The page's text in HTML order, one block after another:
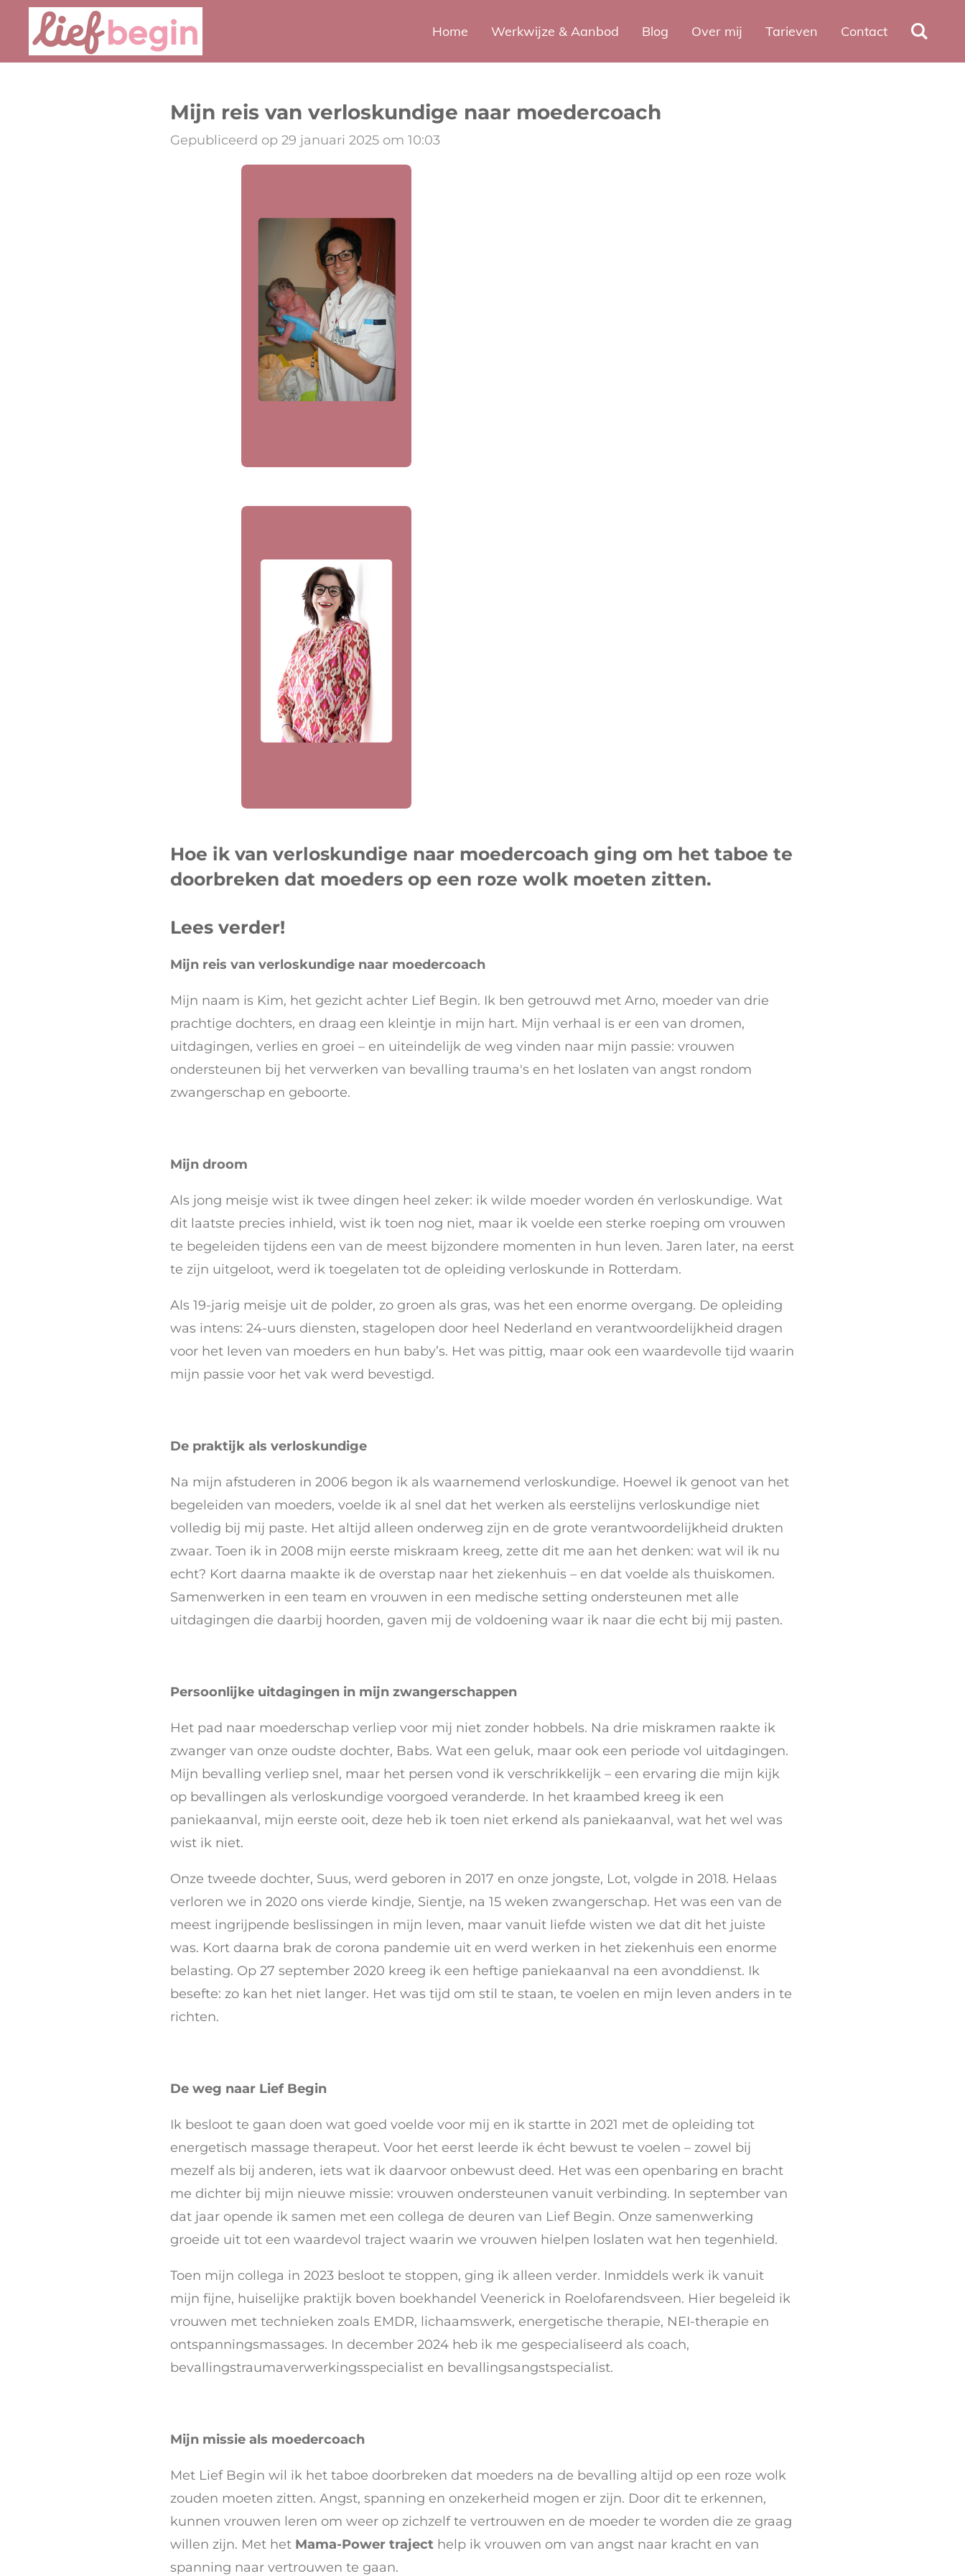
direct
naar
Home Werkwijze & Aanbod Blog Over mij Tarieven Contact
Mijn reis van verloskundige naar moedercoach
Gepubliceerd op 29 januari 2025 om 10:03
Hoe ik van verloskundige naar moedercoach ging om het taboe te
doorbreken dat moeders op een roze wolk moeten zitten.
Lees verder!
Mijn reis van verloskundige naar moedercoach
Mijn naam is Kim, het gezicht achter Lief Begin. Ik ben getrouwd met Arno, moeder van drie
prachtige dochters, en draag een kleintje in mijn hart. Mijn verhaal is er een van dromen,
uitdagingen, verlies en groei – en uiteindelijk de weg vinden naar mijn passie: vrouwen
ondersteunen bij het verwerken van bevalling trauma's en het loslaten van angst rondom
zwangerschap en geboorte.
Mijn droom
Als jong meisje wist ik twee dingen heel zeker: ik wilde moeder worden én verloskundige. Wat
dit laatste precies inhield, wist ik toen nog niet, maar ik voelde een sterke roeping om vrouwen
te begeleiden tijdens een van de meest bijzondere momenten in hun leven. Jaren later, na eerst
te zijn uitgeloot, werd ik toegelaten tot de opleiding verloskunde in Rotterdam.
Als 19-jarig meisje uit de polder, zo groen als gras, was het een enorme overgang. De opleiding
was intens: 24-uurs diensten, stagelopen door heel Nederland en verantwoordelijkheid dragen
voor het leven van moeders en hun baby’s. Het was pittig, maar ook een waardevolle tijd waarin
mijn passie voor het vak werd bevestigd.
De praktijk als verloskundige
Na mijn afstuderen in 2006 begon ik als waarnemend verloskundige. Hoewel ik genoot van het
begeleiden van moeders, voelde ik al snel dat het werken als eerstelijns verloskundige niet
volledig bij mij paste. Het altijd alleen onderweg zijn en de grote verantwoordelijkheid drukten
zwaar. Toen ik in 2008 mijn eerste miskraam kreeg, zette dit me aan het denken: wat wil ik nu
echt? Kort daarna maakte ik de overstap naar het ziekenhuis – en dat voelde als thuiskomen.
Samenwerken in een team en vrouwen in een medische setting ondersteunen met alle
uitdagingen die daarbij hoorden, gaven mij de voldoening waar ik naar die echt bij mij pasten.
Persoonlijke uitdagingen in mijn zwangerschappen
Het pad naar moederschap verliep voor mij niet zonder hobbels. Na drie miskramen raakte ik
zwanger van onze oudste dochter, Babs. Wat een geluk, maar ook een periode vol uitdagingen.
Mijn bevalling verliep snel, maar het persen vond ik verschrikkelijk – een ervaring die mijn kijk
op bevallingen als verloskundige voorgoed veranderde. In het kraambed kreeg ik een
paniekaanval, mijn eerste ooit, deze heb ik toen niet erkend als paniekaanval, wat het wel was
wist ik niet.
Onze tweede dochter, Suus, werd geboren in 2017 en onze jongste, Lot, volgde in 2018. Helaas
verloren we in 2020 ons vierde kindje, Sientje, na 15 weken zwangerschap. Het was een van de
meest ingrijpende beslissingen in mijn leven, maar vanuit liefde wisten we dat dit het juiste
was. Kort daarna brak de corona pandemie uit en werd werken in het ziekenhuis een enorme
belasting. Op 27 september 2020 kreeg ik een heftige paniekaanval na een avonddienst. Ik
besefte: zo kan het niet langer. Het was tijd om stil te staan, te voelen en mijn leven anders in te
richten.
De weg naar Lief Begin
Ik besloot te gaan doen wat goed voelde voor mij en ik startte in 2021 met de opleiding tot
energetisch massage therapeut. Voor het eerst leerde ik écht bewust te voelen – zowel bij
mezelf als bij anderen, iets wat ik daarvoor onbewust deed. Het was een openbaring en bracht
me dichter bij mijn nieuwe missie: vrouwen ondersteunen vanuit verbinding. In september van
dat jaar opende ik samen met een collega de deuren van Lief Begin. Onze samenwerking
groeide uit tot een waardevol traject waarin we vrouwen hielpen loslaten wat hen tegenhield.
Toen mijn collega in 2023 besloot te stoppen, ging ik alleen verder. Inmiddels werk ik vanuit
mijn fijne, huiselijke praktijk boven boekhandel Veenerick in Roelofarendsveen. Hier begeleid ik
vrouwen met technieken zoals EMDR, lichaamswerk, energetische therapie, NEI-therapie en
ontspanningsmassages. In december 2024 heb ik me gespecialiseerd als coach,
bevallingstraumaverwerkingsspecialist en bevallingsangstspecialist.
Mijn missie als moedercoach
Met Lief Begin wil ik het taboe doorbreken dat moeders na de bevalling altijd op een roze wolk
zouden moeten zitten. Angst, spanning en onzekerheid mogen er zijn. Door dit te erkennen,
kunnen vrouwen leren om weer op zichzelf te vertrouwen en de moeder te worden die ze graag
willen zijn. Met het Mama-Power traject help ik vrouwen om van angst naar kracht en van
spanning naar vertrouwen te gaan.